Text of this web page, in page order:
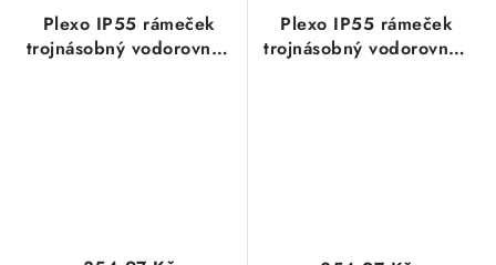
Plexo IP55 rámeček
trojnásobný vodorovný i
Plexo IP55 rámeček
trojnásobný vodorovný i